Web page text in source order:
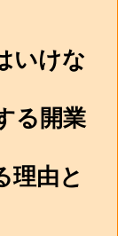
いけな
る開業
由と